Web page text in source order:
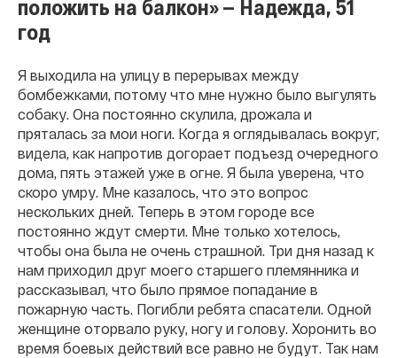
положить на балкон» — Надежда, 51
год
Я выходила на улицу в перерывах между
бомбежками, потому что мне нужно было выгулять
собаку. Она постоянно скулила, дрожала и
пряталась за мои ноги. Когда я оглядывалась вокруг,
видела, как напротив догорает подъезд очередного
дома, пять этажей уже в огне. Я была уверена, что
скоро умру. Мне казалось, что это вопрос
нескольких дней. Теперь в этом городе все
постоянно ждут смерти. Мне только хотелось,
чтобы она была не очень страшной. Три дня назад к
нам приходил друг моего старшего племянника и
рассказывал, что было прямое попадание в
пожарную часть. Погибли ребята спасатели. Одной
женщине оторвало руку, ногу и голову. Хоронить во
время боевых действий все равно не будут. Так нам